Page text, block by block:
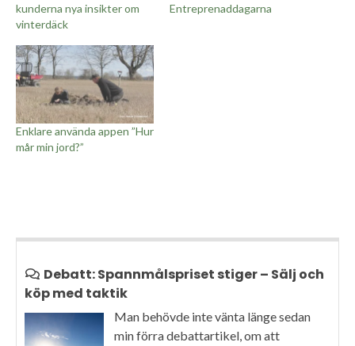
kunderna nya insikter om
vinterdäck
Entreprenaddagarna
Enklare använda appen ”Hur
mår min jord?”
Debatt: Spannmålspriset stiger – Sälj och
köp med taktik
Man behövde inte vänta länge sedan
min förra debattartikel, om att